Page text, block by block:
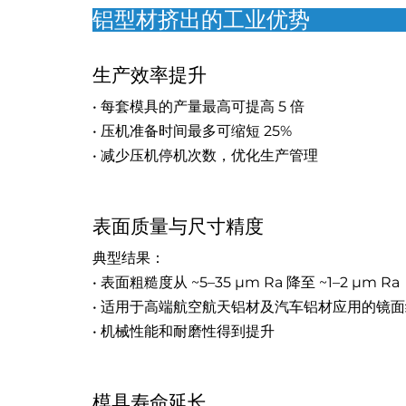
铝型材挤出的工业优势
生产效率提升
• 每套模具的产量最高可提高 5 倍
• 压机准备时间最多可缩短 25%
• 减少压机停机次数，优化生产管理
表面质量与尺寸精度
典型结果：
• 表面粗糙度从 ~5–35 µm Ra 降至 ~1–2 µm Ra
• 适用于高端航空航天铝材及汽车铝材应用的镜
• 机械性能和耐磨性得到提升